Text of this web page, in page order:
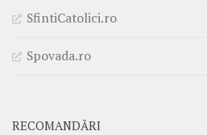
SfintiCatolici.ro
Spovada.ro
RECOMANDĂRI